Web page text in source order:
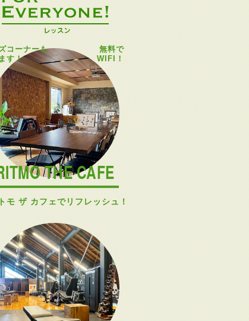
コーナーも
す！
無料で
WIFI！
THE CAFE
モ ザ カフェでリフレッシュ！